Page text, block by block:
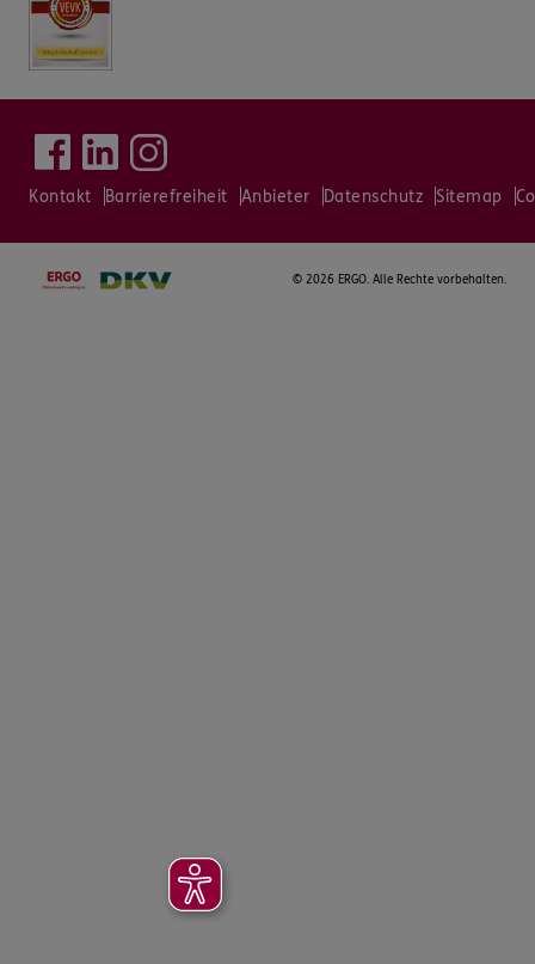
Kontakt Barrierefreiheit Anbieter Datenschutz Sitemap
© 2026 ERGO. Alle Rechte vorbehalten.